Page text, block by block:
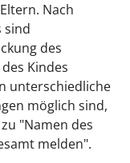
Nach
sind
des
Kindes
unterschiedliche
möglich sind,
"Namen des
melden".